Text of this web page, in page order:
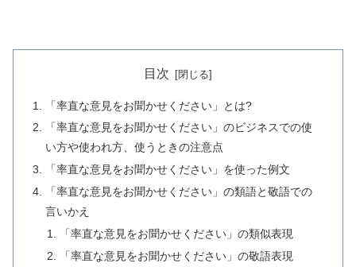
目次
「率直な意見をお聞かせください」とは?
「率直な意見をお聞かせください」のビジネスでの使
い方や使われ方、使うときの注意点
「率直な意見をお聞かせください」を使った例文
「率直な意見をお聞かせください」の類語と敬語での
言いかえ
「率直な意見をお聞かせください」の類似表現
「率直な意見をお聞かせください」の敬語表現